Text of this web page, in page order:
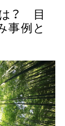
？ 目
事例と